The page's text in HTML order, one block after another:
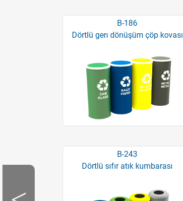
B-186
Dörtlü gerı dönüşüm çöp kovası
B-243
Dörtlü sıfır atık kumbarası